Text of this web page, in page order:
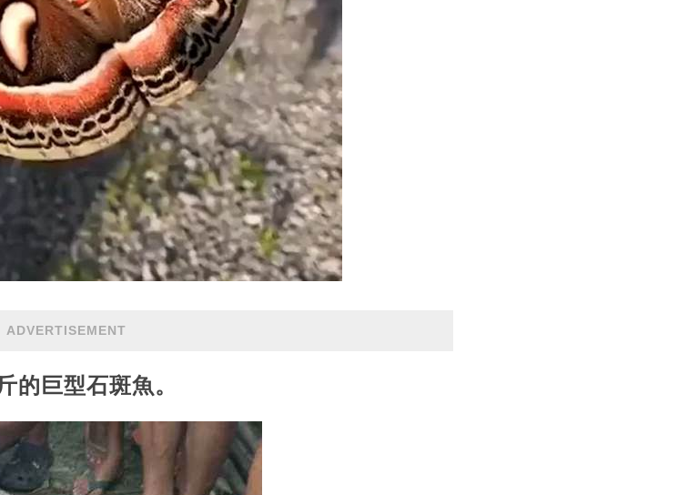
ADVERTISEMENT
的巨型石斑魚。